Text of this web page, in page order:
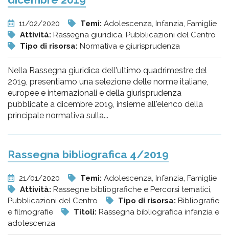
11/02/2020 Temi: Adolescenza, Infanzia, Famiglie
Attività: Rassegna giuridica, Pubblicazioni del Centro
Tipo di risorsa: Normativa e giurisprudenza
Nella Rassegna giuridica dell'ultimo quadrimestre del
2019, presentiamo una selezione delle norme italiane,
europee e internazionali e della giurisprudenza
pubblicate a dicembre 2019, insieme all'elenco della
principale normativa sulla...
Rassegna bibliografica 4/2019
21/01/2020 Temi: Adolescenza, Infanzia, Famiglie
Attività: Rassegne bibliografiche e Percorsi tematici,
Pubblicazioni del Centro
Tipo di risorsa: Bibliografie
e filmografie
Titoli: Rassegna bibliografica infanzia e
adolescenza